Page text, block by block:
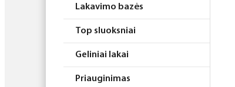
Lakavimo bazės
Top sluoksniai
Geliniai lakai
Priauginimas